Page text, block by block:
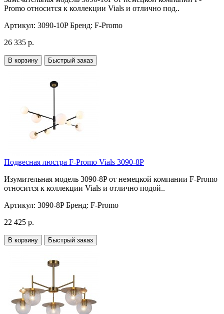
Promo относится к коллекции Vials и отлично под..
Артикул: 3090-10P Бренд: F-Promo
26 335 р.
В корзину Быстрый заказ
Подвесная люстра F-Promo Vials 3090-8P
Изумительная модель 3090-8P от немецкой компании F-Promo
относится к коллекции Vials и отлично подой..
Артикул: 3090-8P Бренд: F-Promo
22 425 р.
В корзину Быстрый заказ